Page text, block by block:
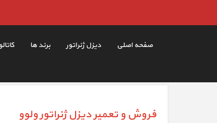
صفحه اصلی دیزل ژنراتور برند ها
فروش و تعمیر دیزل ژنراتور ولوو